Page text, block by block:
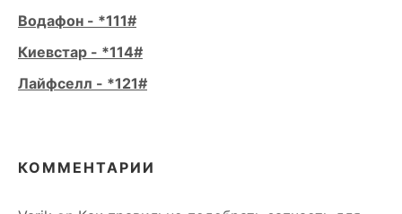
Водафон - *111#
Киевстар - *114#
Лайфселл - *121#
КОММЕНТАРИИ